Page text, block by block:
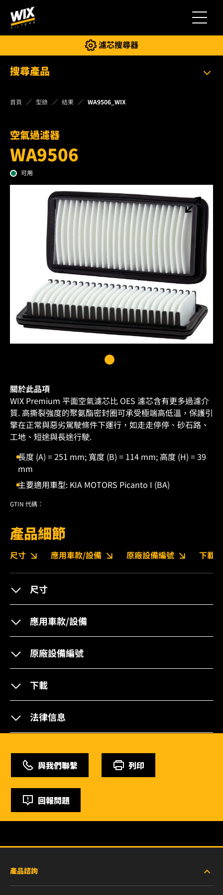
切換導航
濾芯搜尋器
搜尋產品
首頁 型錄 結果 WA9506_WIX
空氣過濾器
WA9506
可用
關於此品項
WIX Premium 平面空氣濾芯比 OES 濾芯含有更多過濾介
質. 高撕裂強度的聚氨酯密封圈可承受極端高低溫，保護引
擎在正常與惡劣駕駛條件下運行，如走走停停、砂石路、
工地、短途與長途行駛.
長度 (A) = 251 mm; 寬度 (B) = 114 mm; 高度 (H) = 39
mm
主要適用車型: KIA MOTORS Picanto I (BA)
GTIN 代碼：
產品細節
尺寸 應用車款/設備 原廠設備編號 下載
尺寸
應用車款/設備
原廠設備編號
下載
法律信息
與我們聯繫 列印
回報問題
產品諮詢